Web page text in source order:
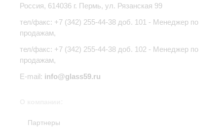
Россия, 614036 г. Пермь, ул. Рязанская 99
тел/факс: +7 (342) 255-44-38 доб. 101 - Менеджер по
продажам,
тел/факс: +7 (342) 255-44-38 доб. 102 - Менеджер по
продажам,
E-mail: info@glass59.ru
Партнеры